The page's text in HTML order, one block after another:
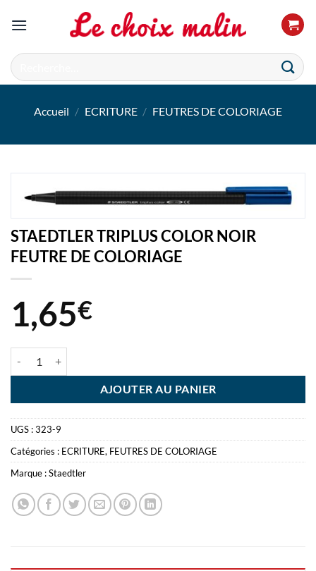
Recherche
pour :
Accueil / ECRITURE / FEUTRES DE COLORIAGE
STAEDTLER TRIPLUS COLOR NOIR
FEUTRE DE COLORIAGE
1,65€
AJOUTER AU PANIER
UGS :323-9
Catégories : ECRITURE, FEUTRES DE COLORIAGE
Marque :Staedtler